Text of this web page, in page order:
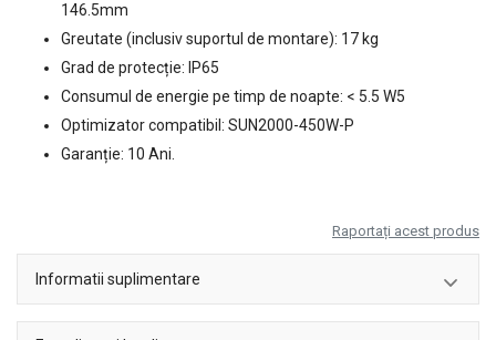
146.5mm
Greutate (inclusiv suportul de montare): 17 kg
Grad de protecție: IP65
Consumul de energie pe timp de noapte: < 5.5 W5
Optimizator compatibil: SUN2000-450W-P
Garanție: 10 Ani.
Raportați acest produs
Informatii suplimentare